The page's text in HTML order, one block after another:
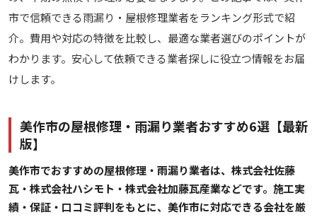
市で信頼できる雨漏り・屋根修理業者をランキング形式で紹
介。費用や対応の特徴を比較し、最適な業者選びのポイントが
わかります。安心して依頼できる業者探しに役立つ情報をお届
けします。
美作市の屋根修理・雨漏り業者おすすめ6選【最新
版】
美作市でおすすめの屋根修理・雨漏り業者は、株式会社佐藤
瓦・株式会社ハシモト・株式会社加藤瓦産業などです。施工実
績・保証・口コミ評判をもとに、美作市に対応できる会社を厳